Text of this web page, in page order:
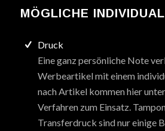
MÖGLICHE
Druck
Eine ganz persönliche Note
Werbeartikel mit einem
nach Artikel kommen hier
Verfahren zum Einsatz.
Transferdruck sind nur einige